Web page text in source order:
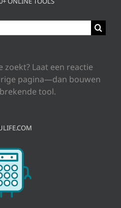
zoekt? Laat een reactie
pagina—dan bouwen
tool.